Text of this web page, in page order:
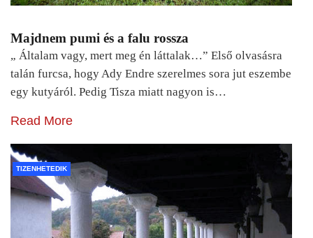
Majdnem pumi és a falu rossza
„ Általam vagy, mert meg én láttalak…” Első olvasásra
talán furcsa, hogy Ady Endre szerelmes sora jut eszembe
egy kutyáról. Pedig Tisza miatt nagyon is…
Read More
TIZENHETEDIK